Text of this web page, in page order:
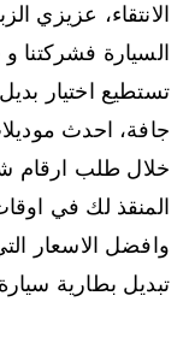
الانتقاء، عزيزي
السيارة فشركتنا و
تستطيع اختيار
خلال طلب ارقام
المنقذ لك في
وافضل الاسعار
تبديل بطارية